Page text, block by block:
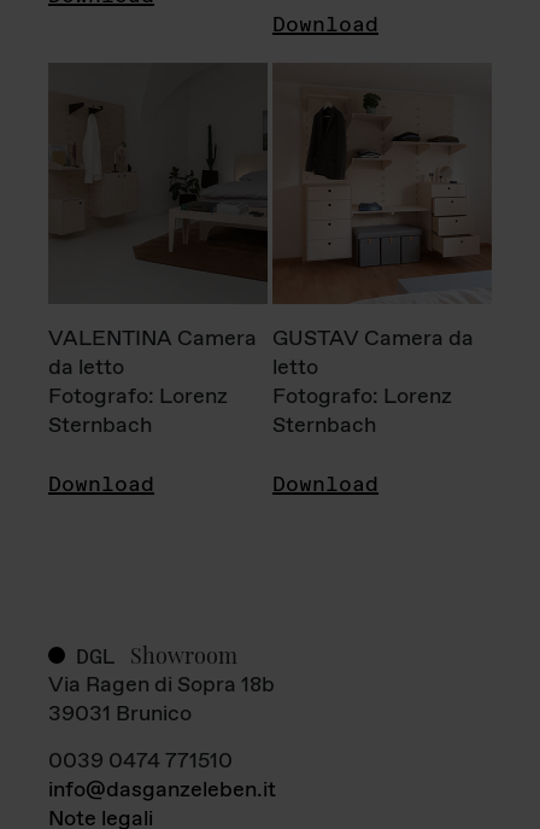
Download
VALENTINA Camera
da letto
Fotografo: Lorenz
Sternbach
Download
GUSTAV Camera da
letto
Fotografo: Lorenz
Sternbach
Download
DGL Showroom
Via Ragen di Sopra 18b
39031 Brunico
0039 0474 771510
info@dasganzeleben.it
Note legali